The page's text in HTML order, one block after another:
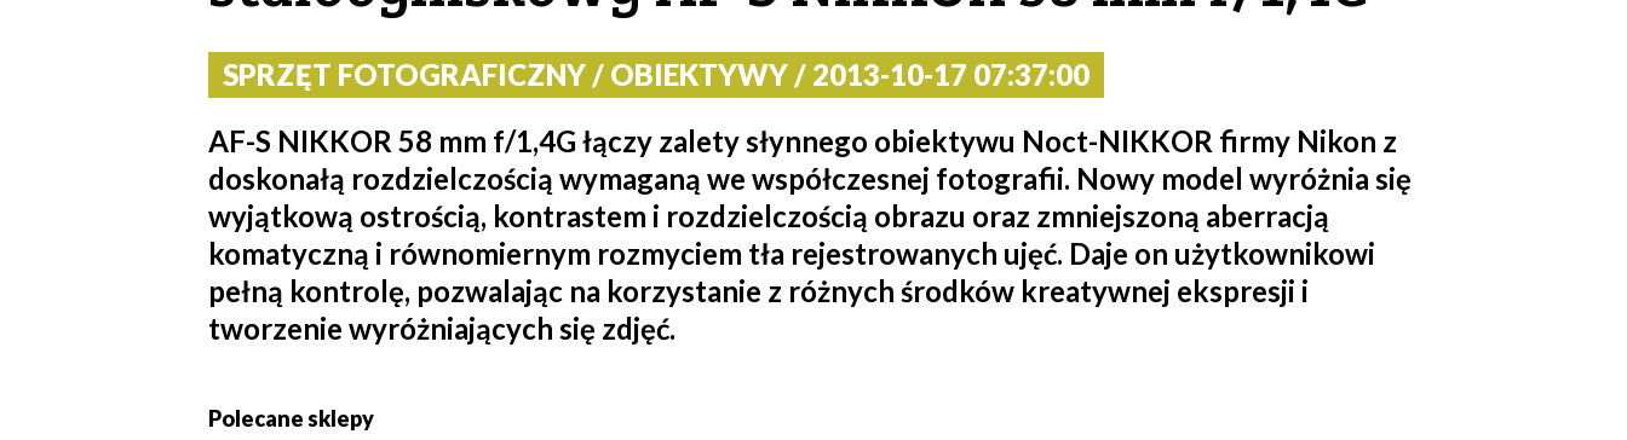
SPRZĘT FOTOGRAFICZNY / OBIEKTYWY / 2013-10-17 07:37:00
AF-S NIKKOR 58 mm f/1,4G łączy zalety słynnego obiektywu Noct-NIKKOR firmy Nikon z
doskonałą rozdzielczością wymaganą we współczesnej fotografii. Nowy model wyróżnia się
wyjątkową ostrością, kontrastem i rozdzielczością obrazu oraz zmniejszoną aberracją
komatyczną i równomiernym rozmyciem tła rejestrowanych ujęć. Daje on użytkownikowi
pełną kontrolę, pozwalając na korzystanie z różnych środków kreatywnej ekspresji i
tworzenie wyróżniających się zdjęć.
Polecane sklepy